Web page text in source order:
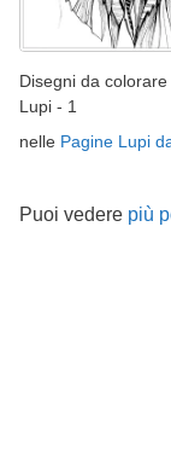
Disegni da
Lupi - 1
nelle Pagine Lupi
Puoi vedere più